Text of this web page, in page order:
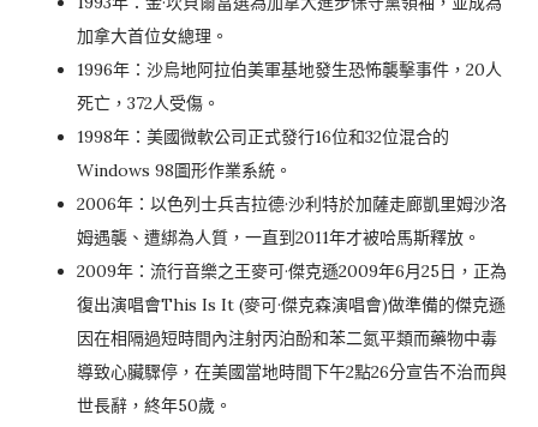
加拿大首位女總理。
1996年：沙烏地阿拉伯美軍基地發生恐怖襲擊事件 ，20人
死亡，372人受傷。
1998年：美國微軟公司正式發行16位和32位混合的
Windows 98圖形作業系統。
2006年：以色列士兵吉拉德·沙利特於加薩走廊凱里姆沙洛
姆遇襲、遭綁為人質，一直到2011年才被哈馬斯釋放。
2009年：流行音樂之王麥可·傑克遜2009年6月25日，正為
復出演唱會This Is It (麥可·傑克森演唱會)做準備的傑克遜
因在相隔過短時間內注射丙泊酚和苯二氮平類而藥物中毒
導致心臟驟停，在美國當地時間下午2點26分宣告不治而與
世長辭，終年50歲。